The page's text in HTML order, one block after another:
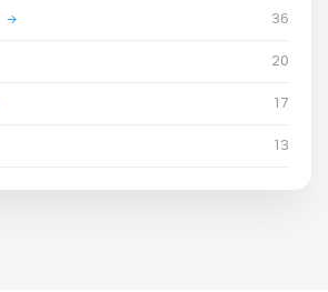
→ 36
20
17
13